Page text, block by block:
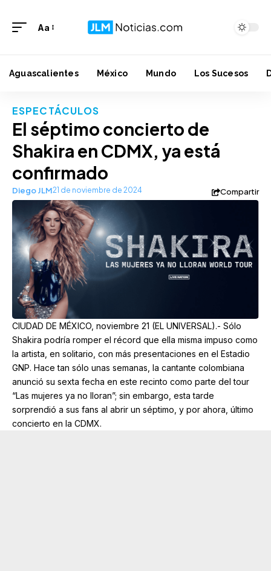
Aa
Aguascalientes México Mundo Los Sucesos
ESPECTÁCULOS
El séptimo concierto de
Shakira en CDMX, ya está
confirmado
Diego JLM21 de noviembre de 2024 Compartir
CIUDAD DE MÉXICO, noviembre 21 (EL UNIVERSAL).- Sólo
Shakira podría romper el récord que ella misma impuso como
la artista, en solitario, con más presentaciones en el Estadio
GNP. Hace tan sólo unas semanas, la cantante colombiana
anunció su sexta fecha en este recinto como parte del tour
“Las mujeres ya no lloran”; sin embargo, esta tarde
sorprendió a sus fans al abrir un séptimo, y por ahora, último
concierto en la CDMX.